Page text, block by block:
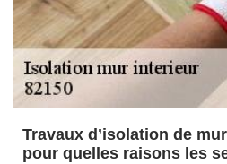
Travaux d’isolation de
pour quelles raisons les